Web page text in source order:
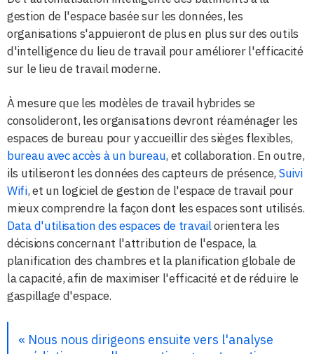
gestion de l'espace basée sur les données, les
organisations s'appuieront de plus en plus sur des outils
d'intelligence du lieu de travail pour améliorer l'efficacité
sur le lieu de travail moderne.
À mesure que les modèles de travail hybrides se
consolideront, les organisations devront réaménager les
espaces de bureau pour y accueillir des sièges flexibles,
bureau avec accès à un bureau, et collaboration. En outre,
ils utiliseront les données des capteurs de présence, Suivi
Wifi, et un logiciel de gestion de l'espace de travail pour
mieux comprendre la façon dont les espaces sont utilisés.
Data d'utilisation des espaces de travailorientera les
décisions concernant l'attribution de l'espace, la
planification des chambres et la planification globale de
la capacité, afin de maximiser l'efficacité et de réduire le
gaspillage d'espace.
« Nous nous dirigeons ensuite vers l'analyse